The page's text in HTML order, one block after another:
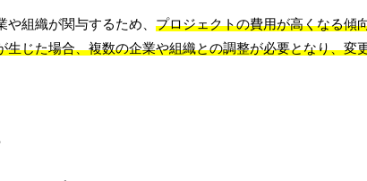
組織が関与するため、 プロジェクトの費用が高くなる傾
じた場合、複数の企業や組織との調整が必要となり、変